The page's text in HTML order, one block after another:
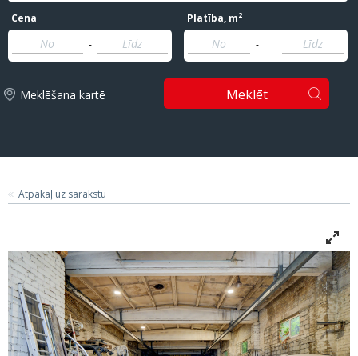
Cena
-
Platība, m2
-
Meklēšana kartē Meklēt
Atpakaļ uz sarakstu